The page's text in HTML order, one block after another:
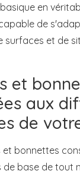
en
de
surfaces et de
et
aux
de
et bonnettes
de base de tout